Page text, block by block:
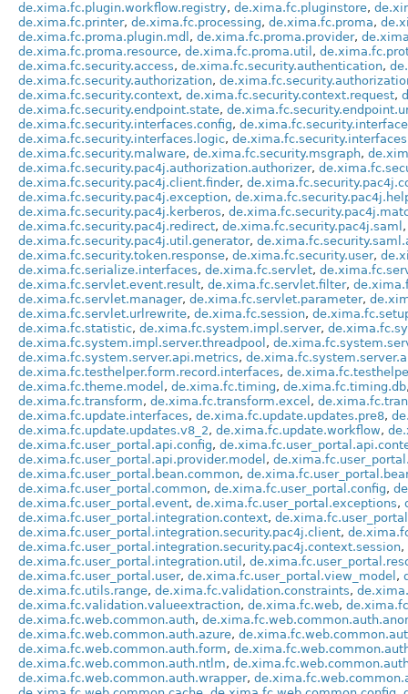
de.xima.fc.plugin.workflow.registry, de.xima.fc.pluginstore,
de.xima.fc.printer, de.xima.fc.processing, de.xima.fc.proma,
de.xima.fc.proma.plugin.mdl , de.xima.fc.proma.provider,
de.xima.fc.proma.resource, de.xima.fc.proma.util ,
de.xima.fc.security.access, de.xima.fc.security.authentication,
de.xima.fc.security.authorization,
de.xima.fc.security.context, de.xima.fc.security.context.request,
de.xima.fc.security.endpoint.state,
de.xima.fc.security.interfaces.config,
de.xima.fc.security.interfaces.logic,
de.xima.fc.security.malware, de.xima.fc.security.msgraph,
de.xima.fc.security.pac4j.authorization.authorizer,
de.xima.fc.security.pac4j.client.finder,
de.xima.fc.security.pac4j.exception,
de.xima.fc.security.pac4j.kerberos,
de.xima.fc.security.pac4j.redirect, de.xima.fc.security.pac4j.saml
de.xima.fc.security.pac4j.util.generator,
de.xima.fc.security.token.response, de.xima.fc.security.user,
de.xima.fc.serialize.interfaces, de.xima.fc.servlet,
de.xima.fc.servlet.event.result, de.xima.fc.servlet.filter,
de.xima.fc.servlet.manager, de.xima.fc.servlet.parameter,
de.xima.fc.servlet.urlrewrite, de.xima.fc.session,
de.xima.fc.statistic, de.xima.fc.system.impl.server,
de.xima.fc.system.impl.server.threadpool ,
de.xima.fc.system.server.api.metrics,
de.xima.fc.testhelper.form.record.interfaces,
de.xima.fc.theme.model , de.xima.fc.timing, de.xima.fc.timing.db
de.xima.fc.transform, de.xima.fc.transform.excel ,
de.xima.fc.update.interfaces, de.xima.fc.update.updates.pre8,
de.xima.fc.update.updates.v8_2, de.xima.fc.update.workflow,
de.xima.fc.user_portal.api.config,
de.xima.fc.user_portal.api.provider.model ,
de.xima.fc.user_portal.bean.common,
de.xima.fc.user_portal.common, de.xima.fc.user_portal.config,
de.xima.fc.user_portal.event, de.xima.fc.user_portal.exceptions,
de.xima.fc.user_portal.integration.context,
de.xima.fc.user_portal.integration.security.pac4j.client,
de.xima.fc.user_portal.integration.security.pac4j.context.session,
de.xima.fc.user_portal.integration.util ,
de.xima.fc.user_portal.user, de.xima.fc.user_portal.view_model ,
de.xima.fc.utils.range, de.xima.fc.validation.constraints,
de.xima.fc.validation.valueextraction, de.xima.fc.web,
de.xima.fc.web.common.auth,
de.xima.fc.web.common.auth.azure,
de.xima.fc.web.common.auth.form,
de.xima.fc.web.common.auth.ntlm,
de.xima.fc.web.common.auth.wrapper,